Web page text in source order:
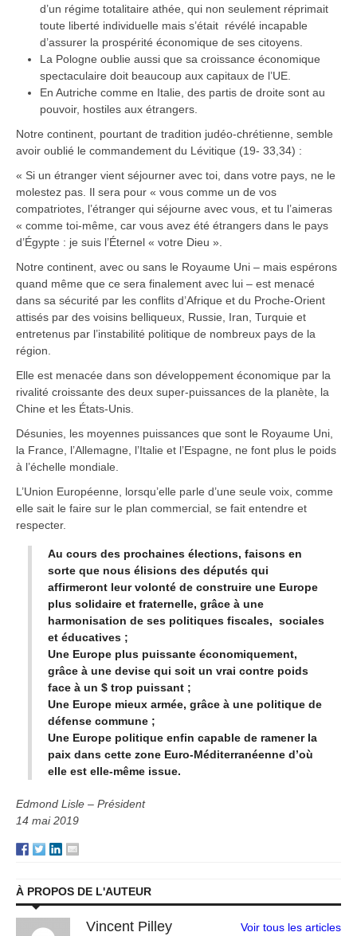
d’un régime totalitaire athée, qui non seulement réprimait
toute liberté individuelle mais s’était révélé incapable
d’assurer la prospérité économique de ses citoyens.
La Pologne oublie aussi que sa croissance économique
spectaculaire doit beaucoup aux capitaux de l’UE.
En Autriche comme en Italie, des partis de droite sont au
pouvoir, hostiles aux étrangers.
Notre continent, pourtant de tradition judéo-chrétienne, semble
avoir oublié le commandement du Lévitique (19- 33,34) :
« Si un étranger vient séjourner avec toi, dans votre pays, ne le
molestez pas. Il sera pour « vous comme un de vos
compatriotes, l’étranger qui séjourne avec vous, et tu l’aimeras
« comme toi-même, car vous avez été étrangers dans le pays
d’Égypte : je suis l’Éternel « votre Dieu ».
Notre continent, avec ou sans le Royaume Uni – mais espérons
quand même que ce sera finalement avec lui – est menacé
dans sa sécurité par les conflits d’Afrique et du Proche-Orient
attisés par des voisins belliqueux, Russie, Iran, Turquie et
entretenus par l’instabilité politique de nombreux pays de la
région.
Elle est menacée dans son développement économique par la
rivalité croissante des deux super-puissances de la planète, la
Chine et les États-Unis.
Désunies, les moyennes puissances que sont le Royaume Uni,
la France, l’Allemagne, l’Italie et l’Espagne, ne font plus le poids
à l’échelle mondiale.
L’Union Européenne, lorsqu’elle parle d’une seule voix, comme
elle sait le faire sur le plan commercial, se fait entendre et
respecter.
Au cours des prochaines élections, faisons en
sorte que nous élisions des députés qui
affirmeront leur volonté de construire une Europe
plus solidaire et fraternelle, grâce à une
harmonisation de ses politiques fiscales, sociales
et éducatives ;
Une Europe plus puissante économiquement,
grâce à une devise qui soit un vrai contre poids
face à un $ trop puissant ;
Une Europe mieux armée, grâce à une politique de
défense commune ;
Une Europe politique enfin capable de ramener la
paix dans cette zone Euro-Méditerranéenne d’où
elle est elle-même issue.
Edmond Lisle – Président
14 mai 2019
À PROPOS DE L'AUTEUR
Vincent Pilley Voir tous les articles